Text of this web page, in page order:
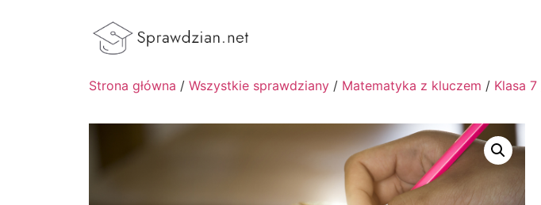
Strona główna / Wszystkie sprawdziany / Matematyka z kluczem / Klasa 7